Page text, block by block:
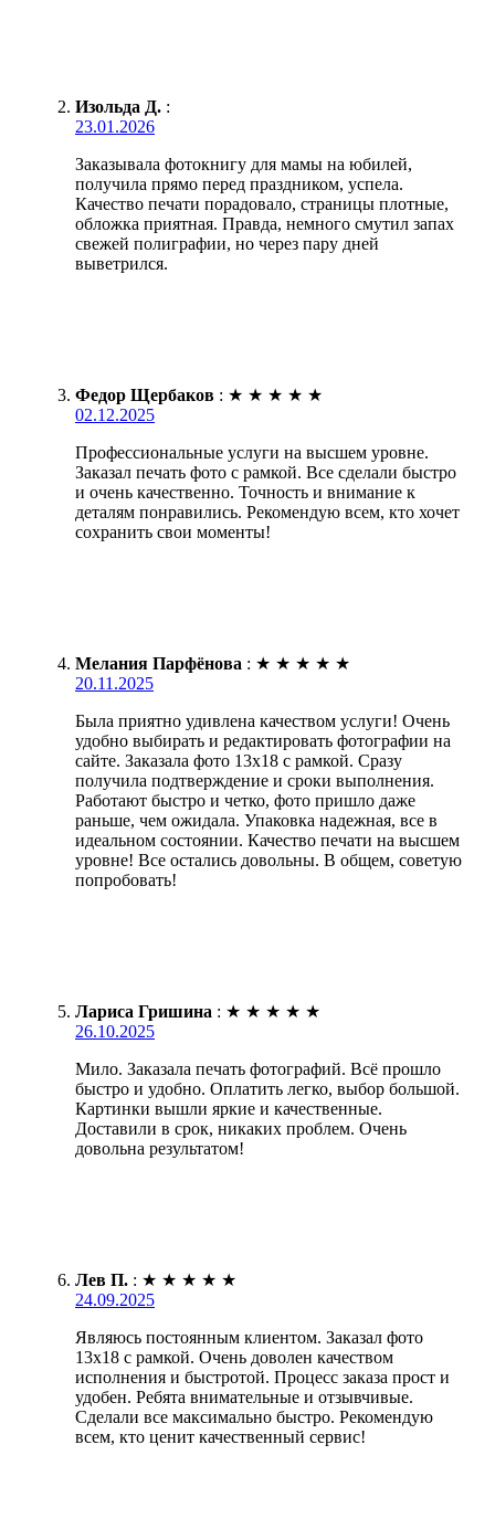
Изольда Д. :
23.01.2026
Заказывала фотокнигу для мамы на юбилей,
получила прямо перед праздником, успела.
Качество печати порадовало, страницы плотные,
обложка приятная. Правда, немного смутил запах
свежей полиграфии, но через пару дней
выветрился.
Федор Щербаков : ★ ★ ★ ★ ★
02.12.2025
Профессиональные услуги на высшем уровне.
Заказал печать фото с рамкой. Все сделали быстро
и очень качественно. Точность и внимание к
деталям понравились. Рекомендую всем, кто хочет
сохранить свои моменты!
Мелания Парфёнова : ★ ★ ★ ★ ★
20.11.2025
Была приятно удивлена качеством услуги! Очень
удобно выбирать и редактировать фотографии на
сайте. Заказала фото 13х18 с рамкой. Сразу
получила подтверждение и сроки выполнения.
Работают быстро и четко, фото пришло даже
раньше, чем ожидала. Упаковка надежная, все в
идеальном состоянии. Качество печати на высшем
уровне! Все остались довольны. В общем, советую
попробовать!
Лариса Гришина : ★ ★ ★ ★ ★
26.10.2025
Мило. Заказала печать фотографий. Всё прошло
быстро и удобно. Оплатить легко, выбор большой.
Картинки вышли яркие и качественные.
Доставили в срок, никаких проблем. Очень
довольна результатом!
Лев П. : ★ ★ ★ ★ ★
24.09.2025
Являюсь постоянным клиентом. Заказал фото
13х18 с рамкой. Очень доволен качеством
исполнения и быстротой. Процесс заказа прост и
удобен. Ребята внимательные и отзывчивые.
Сделали все максимально быстро. Рекомендую
всем, кто ценит качественный сервис!